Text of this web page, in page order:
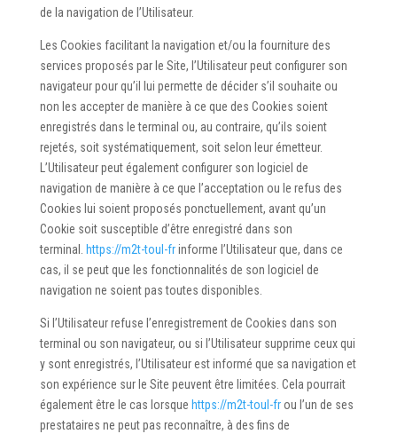
de la navigation de l’Utilisateur.
Les Cookies facilitant la navigation et/ou la fourniture des
services proposés par le Site, l’Utilisateur peut configurer son
navigateur pour qu’il lui permette de décider s’il souhaite ou
non les accepter de manière à ce que des Cookies soient
enregistrés dans le terminal ou, au contraire, qu’ils soient
rejetés, soit systématiquement, soit selon leur émetteur.
L’Utilisateur peut également configurer son logiciel de
navigation de manière à ce que l’acceptation ou le refus des
Cookies lui soient proposés ponctuellement, avant qu’un
Cookie soit susceptible d’être enregistré dans son
terminal.
https://m2t-toul-fr informe l’Utilisateur que, dans ce
cas, il se peut que les fonctionnalités de son logiciel de
navigation ne soient pas toutes disponibles.
Si l’Utilisateur refuse l’enregistrement de Cookies dans son
terminal ou son navigateur, ou si l’Utilisateur supprime ceux qui
y sont enregistrés, l’Utilisateur est informé que sa navigation et
son expérience sur le Site peuvent être limitées. Cela pourrait
également être le cas lorsque https://m2t-toul-fr ou l’un de ses
prestataires ne peut pas reconnaître, à des fins de